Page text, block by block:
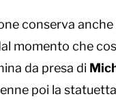
conserva
momento che
da presa di
poi la